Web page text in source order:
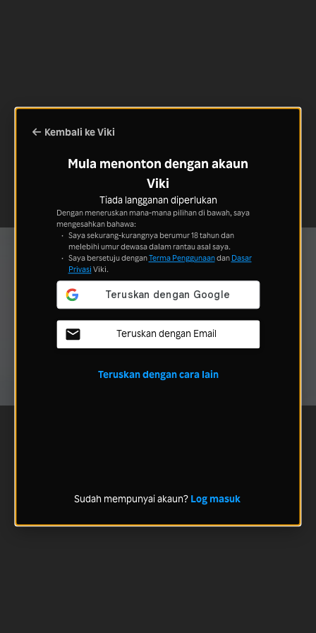
Kembali ke Viki
Mula menonton dengan akaun
Viki
Tiada langganan diperlukan
Dengan meneruskan mana-mana pilihan di bawah, saya
mengesahkan bahawa:
Saya sekurang-kurangnya berumur 18 tahun dan
melebihi umur dewasa dalam rantau asal saya.
Saya bersetuju denganTerma Penggunaandan Dasar
Privasi Viki.
Teruskan dengan Email
Teruskan dengan cara lain
Sudah mempunyai akaun? Log masuk